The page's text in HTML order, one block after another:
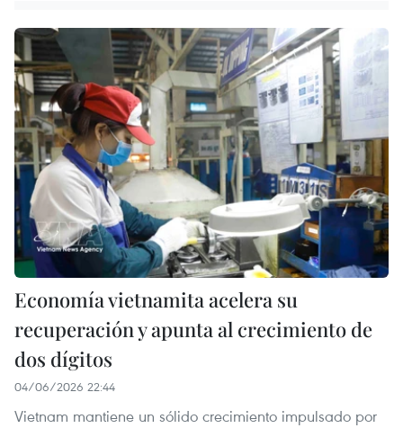
Economía vietnamita acelera su
recuperación y apunta al crecimiento de
dos dígitos
04/06/2026 22:44
Vietnam mantiene un sólido crecimiento impulsado por